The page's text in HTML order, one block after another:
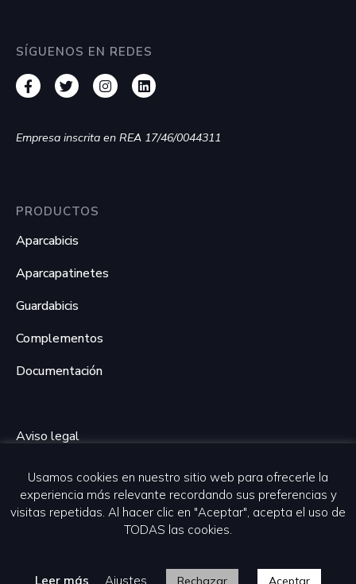
SÍGUENOS EN REDES
Empresa inscrita en REA 17/46/0044311
PRODUCTOS
Aparcabicis
Aparcapatinetes
Guardabicis
Complementos
Documentación
Aviso legal
Política de privacidad
Política de cookies
Usamos cookies en nuestro sitio web para ofrecerle la
experiencia más relevante recordando sus preferencias y
visitas repetidas. Al hacer clic en "Aceptar", acepta el uso de
TODAS las cookies.
Leer más Ajustes Rechazar Aceptar